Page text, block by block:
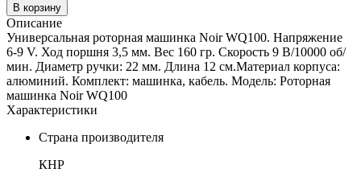
В корзину
Описание
Универсальная роторная машинка Noir WQ100. Напряжение
6-9 V. Ход поршня 3,5 мм. Вес 160 гр. Скорость 9 В/10000 об/
мин. Диаметр ручки: 22 мм. Длина 12 см.Материал корпуса:
алюминий. Комплект: машинка, кабель. Модель: Роторная
машинка Noir WQ100
Характеристики
Страна производителя
КНР